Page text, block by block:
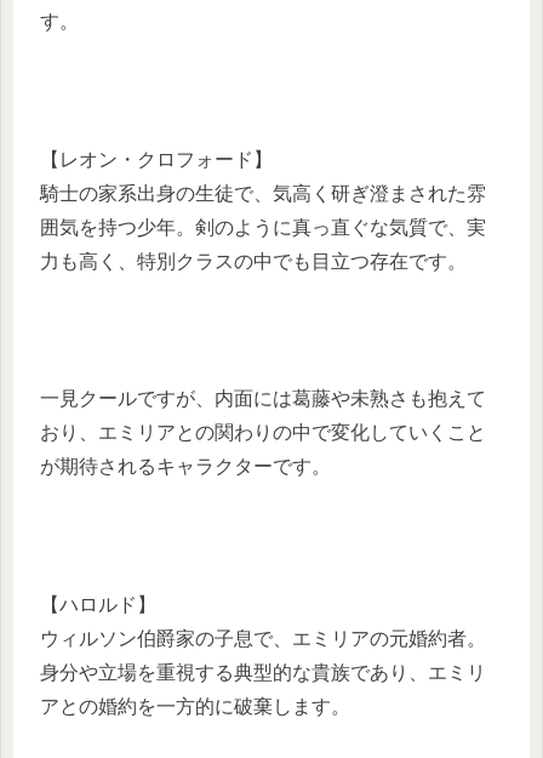
す。
【レオン・クロフォード】
騎士の家系出身の生徒で、気高く研ぎ澄まされた雰
囲気を持つ少年。剣のように真っ直ぐな気質で、実
力も高く、特別クラスの中でも目立つ存在です。
一見クールですが、内面には葛藤や未熟さも抱えて
おり、エミリアとの関わりの中で変化していくこと
が期待されるキャラクターです。
【ハロルド】
ウィルソン伯爵家の子息で、エミリアの元婚約者。
身分や立場を重視する典型的な貴族であり、エミリ
アとの婚約を一方的に破棄します。